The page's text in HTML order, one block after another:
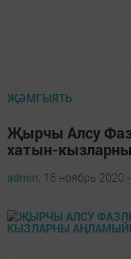
ҖӘМГЫЯТЬ
Җырчы Алсу
хатын-
admin, 16 ноябрь 2020